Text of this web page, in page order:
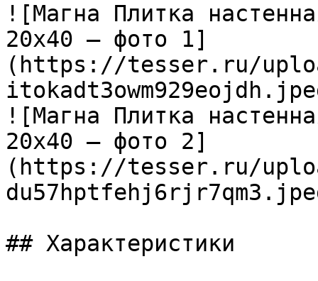
![Магна Плитка
20х40 — фото 1]
(https://tesser.ru/
![Магна Плитка
20х40 — фото 2]
(https://tesser.ru/
## Характеристики